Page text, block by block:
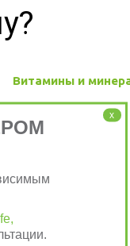
Витамины и
развития,
Жирные кислоты
поддержания
системы, головного
суставов, волос и
- для
функционирования
x